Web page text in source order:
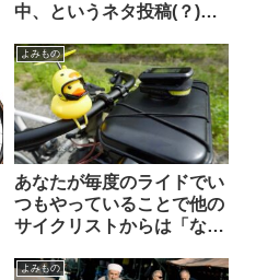
中、というネタ投稿(？)に
の反応【おもしろコメン
ト】
よみもの
あなたが毎度のライドでい
つもやっていることで他の
サイクリストからは「なん
うなことを教えて下さい
よみもの